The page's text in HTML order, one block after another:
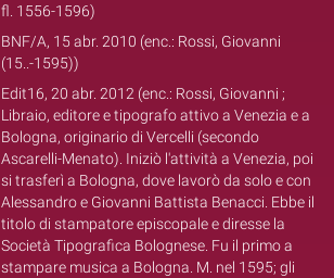
fl. 1556-1596)
BNF/A, 15 abr. 2010 (enc.: Rossi, Giovanni
(15..-1595))
Edit16, 20 abr. 2012 (enc.: Rossi, Giovanni ;
Libraio, editore e tipografo attivo a Venezia e a
Bologna, originario di Vercelli (secondo
Ascarelli-Menato). Iniziò l'attività a Venezia, poi
si trasferì a Bologna, dove lavorò da solo e con
Alessandro e Giovanni Battista Benacci. Ebbe il
titolo di stampatore episcopale e diresse la
Società Tipografica Bolognese. Fu il primo a
stampare musica a Bologna. M. nel 1595; gli